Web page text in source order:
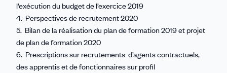
l’exécution du budget de l’exercice 2019
4. Perspectives de recrutement 2020
5. Bilan de la réalisation du plan de formation 2019 et projet
de plan de formation 2020
6. Prescriptions sur recrutements d’agents contractuels,
des apprentis et de fonctionnaires sur profil